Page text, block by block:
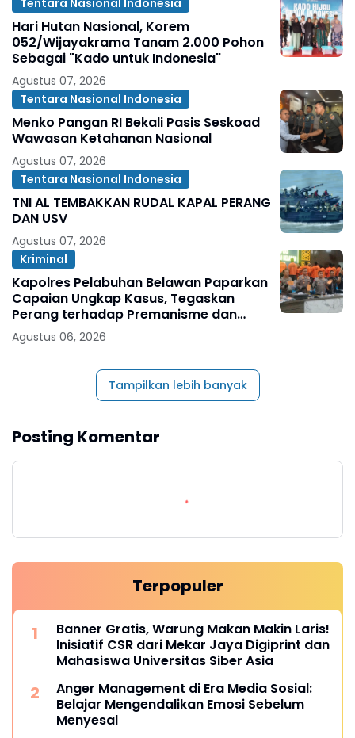
Hari Hutan Nasional, Korem
052/Wijayakrama Tanam 2.000 Pohon
Sebagai "Kado untuk Indonesia"
Agustus 07, 2026
Tentara Nasional Indonesia
Menko Pangan RI Bekali Pasis Seskoad
Wawasan Ketahanan Nasional
Agustus 07, 2026
Tentara Nasional Indonesia
TNI AL TEMBAKKAN RUDAL KAPAL PERANG
DAN USV
Agustus 07, 2026
Kriminal
Kapolres Pelabuhan Belawan Paparkan
Capaian Ungkap Kasus, Tegaskan
Perang terhadap Premanisme dan
Narkoba
Agustus 06, 2026
Tampilkan lebih banyak
Posting Komentar
Terpopuler
Banner Gratis, Warung Makan Makin Laris!
Inisiatif CSR dari Mekar Jaya Digiprint dan
Mahasiswa Universitas Siber Asia
Anger Management di Era Media Sosial:
Belajar Mengendalikan Emosi Sebelum
Menyesal